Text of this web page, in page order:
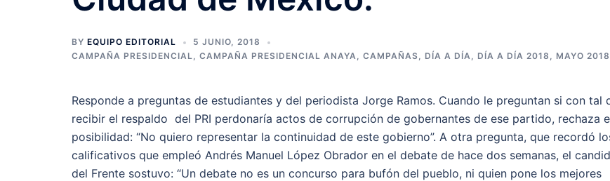
BY EQUIPO EDITORIAL
5 JUNIO, 2018
CAMPAÑA PRESIDENCIAL, CAMPAÑA PRESIDENCIAL ANAYA, CAMPAÑAS, DÍA A DÍA, DÍA A DÍA 2018 , MAYO 2018
Responde a preguntas de estudiantes y del periodista Jorge Ramos. Cuando le preguntan si con tal
recibir el respaldo del PRI perdonaría actos de corrupción de gobernantes de ese partido, rechaza
posibilidad: “No quiero representar la continuidad de este gobierno”. A otra pregunta, que recordó
calificativos que empleó Andrés Manuel López Obrador en el debate de hace dos semanas, el
del Frente sostuvo: “Un debate no es un concurso para bufón del pueblo, ni quien pone los mejores